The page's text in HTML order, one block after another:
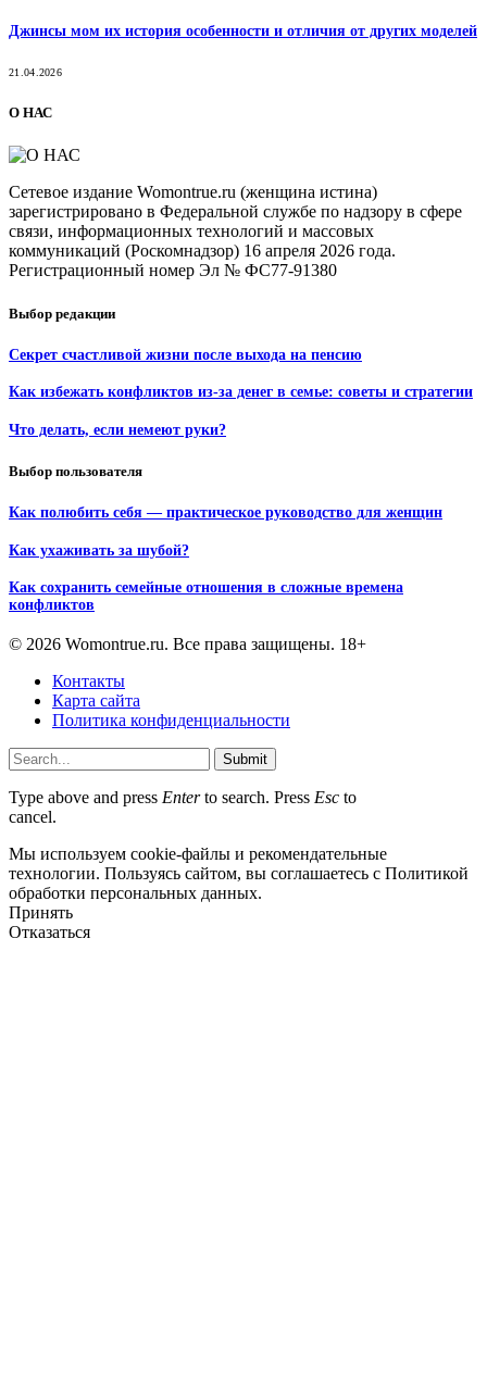
Джинсы мом их история особенности и отличия от других моделей
21.04.2026
О НАС
Сетевое издание Womontrue.ru (женщина истина)
зарегистрировано в Федеральной службе по надзору в сфере
связи, информационных технологий и массовых
коммуникаций (Роскомнадзор) 16 апреля 2026 года.
Регистрационный номер Эл № ФС77-91380
Выбор редакции
Секрет счастливой жизни после выхода на пенсию
Как избежать конфликтов из-за денег в семье: советы и стратегии
Что делать, если немеют руки?
Выбор пользователя
Как полюбить себя — практическое руководство для женщин
Как ухаживать за шубой?
Как сохранить семейные отношения в сложные времена
конфликтов
© 2026 Womontrue.ru. Все права защищены. 18+
Контакты
Карта сайта
Политика конфиденциальности
Submit
Type above and press Enterto search. Press Esc to
cancel.
Мы используем cookie-файлы и рекомендательные
технологии. Пользуясь сайтом, вы соглашаетесь с Политикой
обработки персональных данных.
Принять
Отказаться